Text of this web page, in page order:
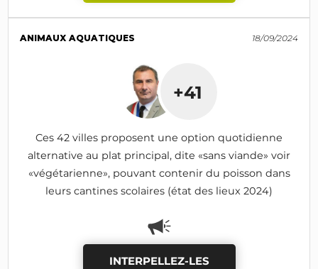
ANIMAUX AQUATIQUES 18/09/2024
+41
Ces 42 villes proposent une option quotidienne
alternative au plat principal, dite «sans viande» voir
«végétarienne», pouvant contenir du poisson dans
leurs cantines scolaires (état des lieux 2024)
INTERPELLEZ-LES